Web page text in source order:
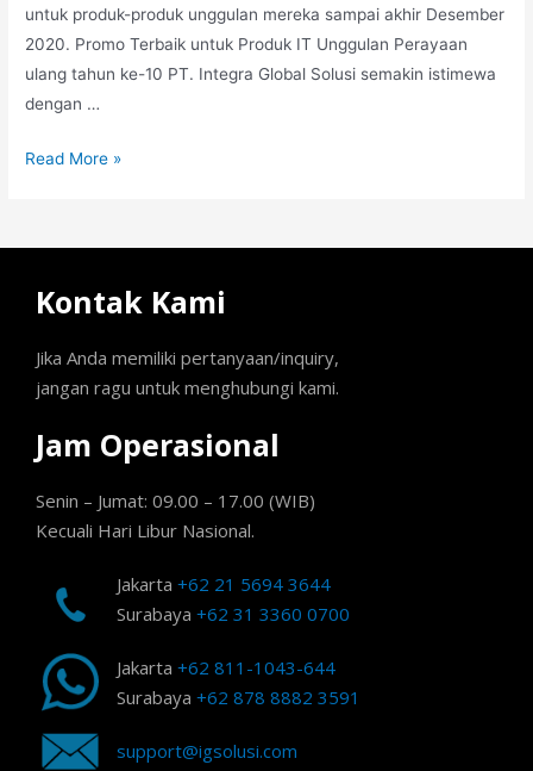
untuk produk-produk unggulan mereka sampai akhir Desember
2020. Promo Terbaik untuk Produk IT Unggulan Perayaan
ulang tahun ke-10 PT. Integra Global Solusi semakin istimewa
dengan …
Read More »
Kontak Kami
Jika Anda memiliki pertanyaan/inquiry,
jangan ragu untuk menghubungi kami.
Jam Operasional
Senin – Jumat: 09.00 – 17.00 (WIB)
Kecuali Hari Libur Nasional.
Jakarta +62 21 5694 3644
Surabaya +62 31 3360 0700
Jakarta +62 811-1043-644
Surabaya +62 878 8882 3591
support@igsolusi.com